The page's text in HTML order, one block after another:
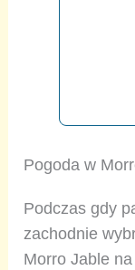
Pogoda w
Podczas gdy
zachodnie
Morro Jable